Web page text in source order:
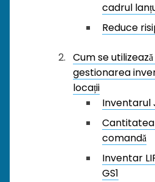
cadrul
Reduce
Cum se
gestionarea
locații
Inventarul
comandă
Inventar
GS1